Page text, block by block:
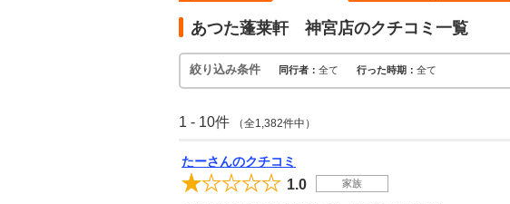
あつた蓬莱軒 神宮店のクチコミ一覧
絞り込み条件 同行者： 全て 行った時期： 全て
1 - 10件 （全1,382件中）
たーさんのクチコミ
1.0 家族